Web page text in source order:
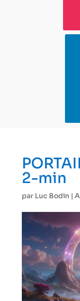
2-min
par Luc Bodin |